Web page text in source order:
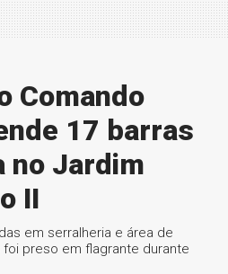
Comando
17 barras
no Jardim
II
em serralheria e área de
preso em flagrante durante